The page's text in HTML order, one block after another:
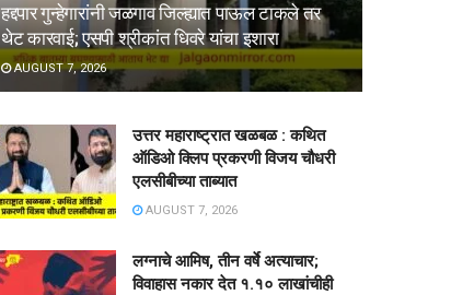
हद्दपार गुन्हेगारांनी जळगाव जिल्ह्यात पाऊल टाकले तर
थेट कारवाई; एसपी श्रीकांत धिवरे यांचा इशारा
AUGUST 7, 2026
उत्तर महाराष्ट्रात खळबळ : कथित
ऑडिओ क्लिप प्रकरणी विजय चौधरी
एलसीबीच्या ताब्यात
AUGUST 7, 2026
लग्नाचे आमिष, तीन वर्षे अत्याचार;
विवाहास नकार देत १.१० लाखांचीही